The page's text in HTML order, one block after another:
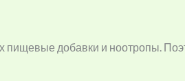
пищевые добавки и ноотропы.